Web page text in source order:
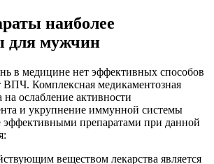
наиболее
для мужчин
в медицине нет эффективных способов
ВПЧ. Комплексная медикаментозная
на ослабление активности
и укрупнение иммунной системы
эффективными препаратами при данной
веществом лекарства является